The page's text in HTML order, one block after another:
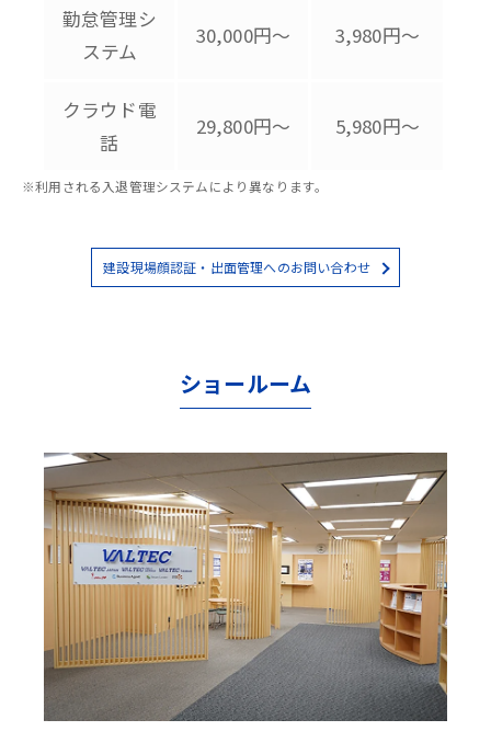
勤怠管理シ
ステム
30,000円～ 3,980円～
クラウド電
話
29,800円～ 5,980円～
※利用される入退管理システムにより異なります。
建設現場顔認証・出面管理へのお問い合わせ
ショールーム